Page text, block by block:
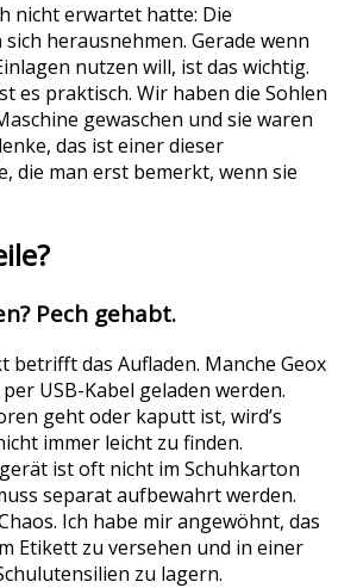
nicht erwartet hatte: Die
herausnehmen. Gerade wenn
nutzen will, ist das wichtig.
es praktisch. Wir haben die Sohlen
gewaschen und sie waren
das ist einer dieser
die man erst bemerkt, wenn sie
Pech gehabt.
betrifft das Aufladen. Manche Geox
USB-Kabel geladen werden.
geht oder kaputt ist, wird’s
immer leicht zu finden.
ist oft nicht im Schuhkarton
separat aufbewahrt werden.
Ich habe mir angewöhnt, das
Etikett zu versehen und in einer
zu lagern.